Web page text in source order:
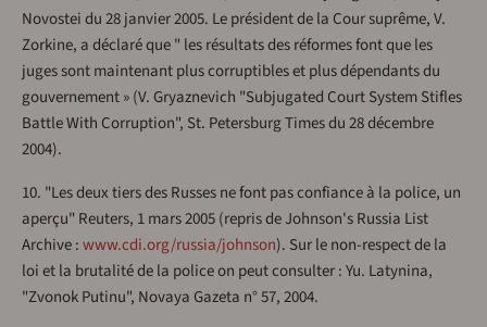
Novostei du 28 janvier 2005. Le président de la Cour suprême, V.
Zorkine, a déclaré que " les résultats des réformes font que les
juges sont maintenant plus corruptibles et plus dépendants du
gouvernement » (V. Gryaznevich "Subjugated Court System Stifles
Battle With Corruption", St. Petersburg Times du 28 décembre
2004).
10. "Les deux tiers des Russes ne font pas confiance à la police, un
aperçu" Reuters, 1 mars 2005 (repris de Johnson's Russia List
Archive :www.cdi.org/russia/johnson). Sur le non-respect de la
loi et la brutalité de la police on peut consulter : Yu. Latynina,
"Zvonok Putinu", Novaya Gazeta n° 57, 2004.